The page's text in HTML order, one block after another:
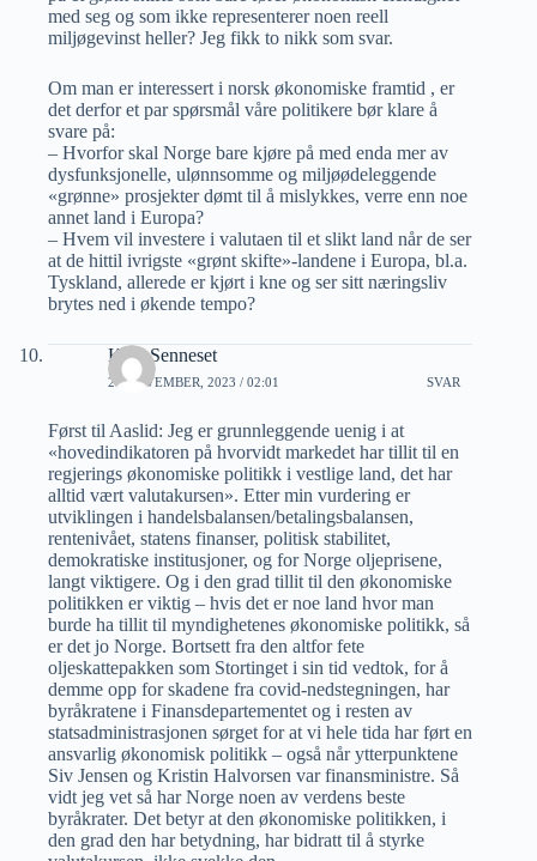
med seg og som ikke representerer noen reell
miljøgevinst heller? Jeg fikk to nikk som svar.
Om man er interessert i norsk økonomiske framtid , er
det derfor et par spørsmål våre politikere bør klare å
svare på:
– Hvorfor skal Norge bare kjøre på med enda mer av
dysfunksjonelle, ulønnsomme og miljøødeleggende
«grønne» prosjekter dømt til å mislykkes, verre enn noe
annet land i Europa?
– Hvem vil investere i valutaen til et slikt land når de ser
at de hittil ivrigste «grønt skifte»-landene i Europa, bl.a.
Tyskland, allerede er kjørt i kne og ser sitt næringsliv
brytes ned i økende tempo?
Kjell Senneset
27 NOVEMBER, 2023 / 02:01 SVAR
Først til Aaslid: Jeg er grunnleggende uenig i at
«hovedindikatoren på hvorvidt markedet har tillit til en
regjerings økonomiske politikk i vestlige land, det har
alltid vært valutakursen». Etter min vurdering er
utviklingen i handelsbalansen/betalingsbalansen,
rentenivået, statens finanser, politisk stabilitet,
demokratiske institusjoner, og for Norge oljeprisene,
langt viktigere. Og i den grad tillit til den økonomiske
politikken er viktig – hvis det er noe land hvor man
burde ha tillit til myndighetenes økonomiske politikk, så
er det jo Norge. Bortsett fra den altfor fete
oljeskattepakken som Stortinget i sin tid vedtok, for å
demme opp for skadene fra covid-nedstegningen, har
byråkratene i Finansdepartementet og i resten av
statsadministrasjonen sørget for at vi hele tida har ført en
ansvarlig økonomisk politikk – også når ytterpunktene
Siv Jensen og Kristin Halvorsen var finansministre. Så
vidt jeg vet så har Norge noen av verdens beste
byråkrater. Det betyr at den økonomiske politikken, i
den grad den har betydning, har bidratt til å styrke